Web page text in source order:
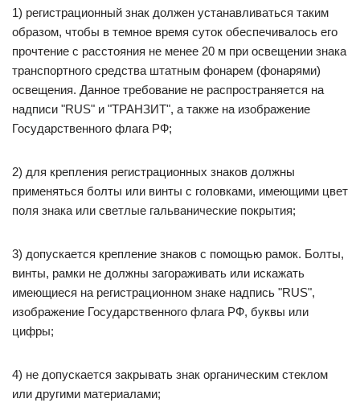
1) регистрационный знак должен устанавливаться таким
образом, чтобы в темное время суток обеспечивалось его
прочтение с расстояния не менее 20 м при освещении знака
транспортного средства штатным фонарем (фонарями)
освещения. Данное требование не распространяется на
надписи "RUS" и "ТРАНЗИТ", а также на изображение
Государственного флага РФ;
2) для крепления регистрационных знаков должны
применяться болты или винты с головками, имеющими цвет
поля знака или светлые гальванические покрытия;
3) допускается крепление знаков с помощью рамок. Болты,
винты, рамки не должны загораживать или искажать
имеющиеся на регистрационном знаке надпись "RUS",
изображение Государственного флага РФ, буквы или
цифры;
4) не допускается закрывать знак органическим стеклом
или другими материалами;